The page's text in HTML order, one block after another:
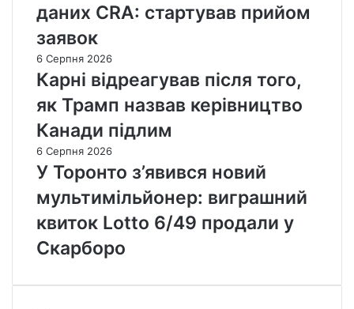
даних CRA: стартував прийом
заявок
6 Серпня 2026
Карні відреагував після того,
як Трамп назвав керівництво
Канади підлим
6 Серпня 2026
У Торонто з’явився новий
мультимільйонер: виграшний
квиток Lotto 6/49 продали у
Скарборо